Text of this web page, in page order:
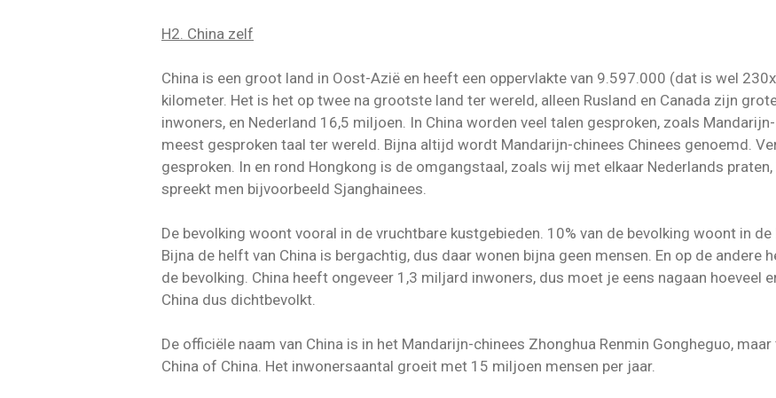
H2. China zelf
China is een groot land in Oost-Azië en heeft een oppervlakte van 9.597.000 (dat is wel
kilometer. Het is het op twee na grootste land ter wereld, alleen Rusland en Canada zijn
inwoners, en Nederland 16,5 miljoen. In China worden veel talen gesproken, zoals
meest gesproken taal ter wereld. Bijna altijd wordt Mandarijn-chinees Chinees genoemd.
gesproken. In en rond Hongkong is de omgangstaal, zoals wij met elkaar Nederlands
spreekt men bijvoorbeeld Sjanghainees.
De bevolking woont vooral in de vruchtbare kustgebieden. 10% van de bevolking woont in
Bijna de helft van China is bergachtig, dus daar wonen bijna geen mensen. En op de andere
de bevolking. China heeft ongeveer 1,3 miljard inwoners, dus moet je eens nagaan hoeveel
China dus dichtbevolkt.
De officiële naam van China is in het Mandarijn-chinees Zhonghua Renmin Gongheguo,
China of China. Het inwonersaantal groeit met 15 miljoen mensen per jaar.